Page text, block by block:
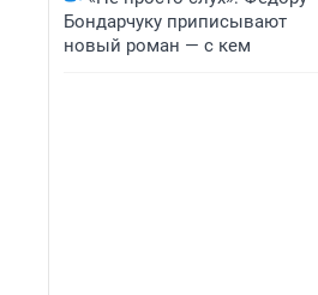
Бондарчуку приписывают
новый роман — с кем